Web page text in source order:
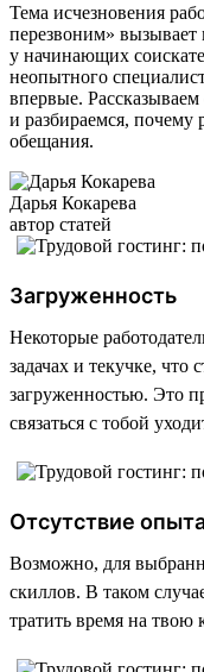
Тема исчезновения
перезвоним»
у начинающих
неопытного
впервые.
и разбираемся, почему
обещания.
Дарья Кокарева
автор статей
Загруженность
Некоторые
задачах и текучке, что
загруженностью. Это
связаться с тобой
Отсутствие
Возможно, для
скиллов. В таком
тратить время на твою